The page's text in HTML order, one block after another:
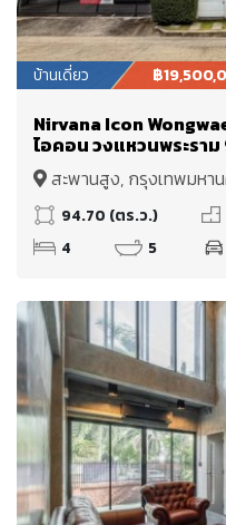
บ้านเดี่ยว ฿
Nirvana Icon
ไอคอน วงแหวนพระราม
Wellington College
มหาวิทยาลัยนานาชาติ
สะพานสูง, กรุงเทพมหา
94.70 (ตร.ว.)
4
5